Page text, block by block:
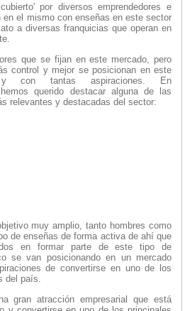
por diversos emprendedores e
en el mismo con enseñas en este sector
a diversas franquicias que operan en
que se fijan en este mercado, pero
control y mejor se posicionan en este
con tantas aspiraciones. En
hemos querido destacar alguna de las
relevantes y destacadas del sector:
muy amplio, tanto hombres como
de enseñas de forma activa de ahí que
en formar parte de este tipo de
se van posicionando en un mercado
de convertirse en uno de los
del país.
gran atracción empresarial que está